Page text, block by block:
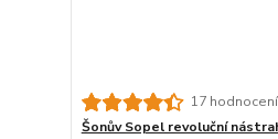
17 hodnocení
Šonův Sopel revoluční